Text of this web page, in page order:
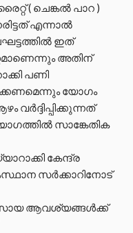
( ചെങ്കൽ പാറ )
എന്നാൽ
ഇത്
അതിന്
പണി
യോഗം
സാങ്കേതിക
കേന്ദ്ര
സർക്കാറിനോട്
ആവശ്യങ്ങൾക്ക്